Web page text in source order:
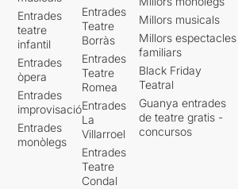
Entrades
teatre
infantil
Entrades
òpera
Entrades
improvisació
Entrades
monòlegs
Entrades
Teatre
Borràs
Entrades
Teatre
Romea
Entrades
La
Villarroel
Entrades
Teatre
Condal
Millors musicals
Millors espectacles
familiars
Black Friday
Teatral
Guanya entrades
de teatre gratis -
concursos